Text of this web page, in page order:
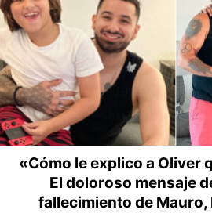
«Cómo le explico a Oliver
El doloroso mensaje
fallecimiento de Mauro,